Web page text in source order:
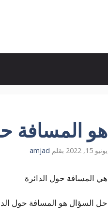
هو المسافة
يونيو 15, 2022 بقلم amjad
هي المسافة حول الدائرة
حل السؤال هو المسافة حول